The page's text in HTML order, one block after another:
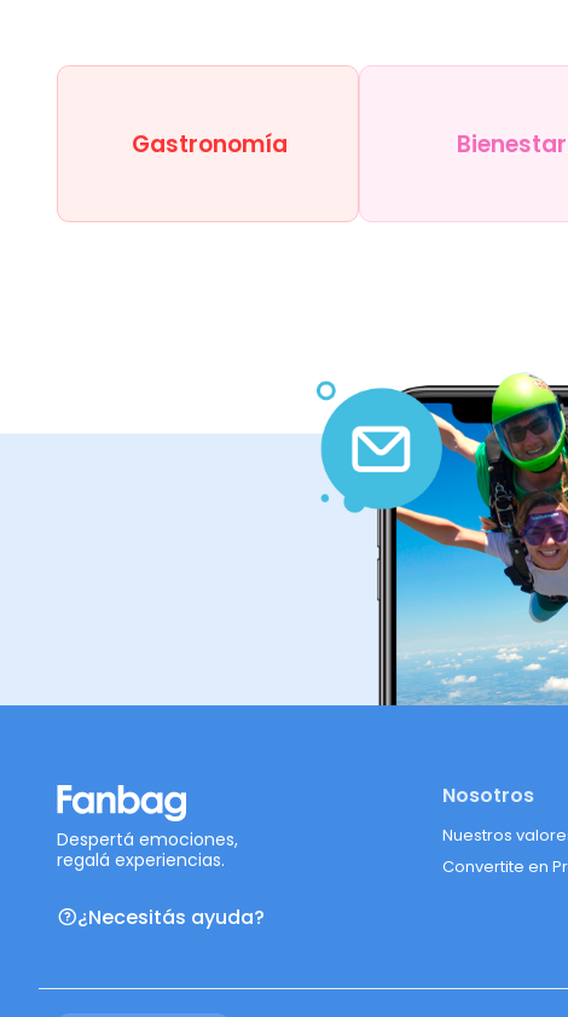
Gastronomía Bienestar
Despertá emociones,
regalá experiencias.
¿Necesitás ayuda?
Nosotros
Nuestros
Convertite en